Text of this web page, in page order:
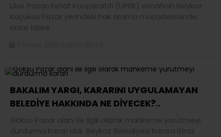
Ulus Pazarı Esnaf Kooperatifi (UPEK) esnafının Beykoz
Küçüksu Pazar yerindeki hak arama mücadelesinde;
önce İdare
BAKALIM YARGI, KARARINI UYGULAMAYAN
BELEDİYE HAKKINDA NE DİYECEK?..
Göksu Pazar alanı ile ilgili olarak mahkeme yürütmeyi
durdurma kararı aldı. Beykoz Belediyesi karara itiraz